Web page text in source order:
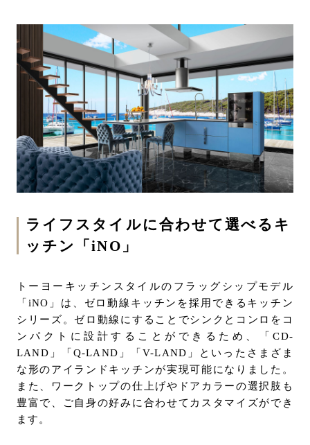
ライフスタイルに合わせて選べるキ
ッチン「iNO」
トーヨーキッチンスタイルのフラッグシップモデル
「iNO」は、ゼロ動線キッチンを採用できるキッチン
シリーズ。ゼロ動線にすることでシンクとコンロをコ
ンパクトに設計することができるため、「CD-
LAND」「Q-LAND」「V-LAND」といったさまざま
な形のアイランドキッチンが実現可能になりました。
また、ワークトップの仕上げやドアカラーの選択肢も
豊富で、ご自身の好みに合わせてカスタマイズができ
ます。